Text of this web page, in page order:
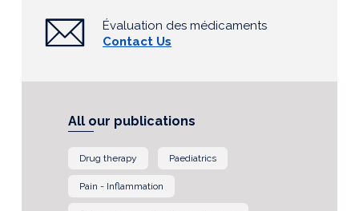
Évaluation des médicaments
Contact Us
All our publications
Drug therapy Paediatrics
Pain - Inflammation